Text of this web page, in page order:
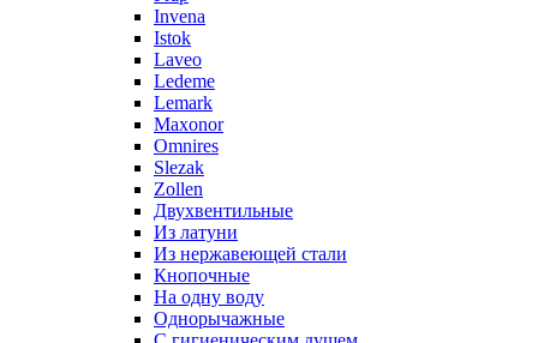
Invena
Istok
Laveo
Ledeme
Lemark
Maxonor
Omnires
Slezak
Zollen
Двухвентильные
Из латуни
Из нержавеющей стали
Кнопочные
На одну воду
Однорычажные